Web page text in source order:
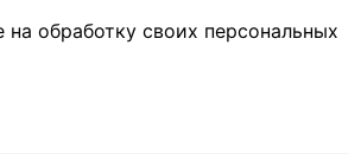
на обработку своих персональных